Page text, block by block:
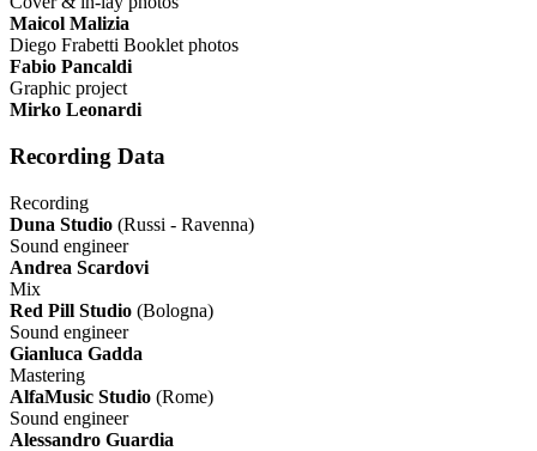
Maicol Malizia
Diego Frabetti Booklet photos
Fabio Pancaldi
Graphic project
Mirko Leonardi
Recording Data
Recording
Duna Studio (Russi - Ravenna)
Sound engineer
Andrea Scardovi
Mix
Red Pill Studio (Bologna)
Sound engineer
Gianluca Gadda
Mastering
AlfaMusic Studio (Rome)
Sound engineer
Alessandro Guardia